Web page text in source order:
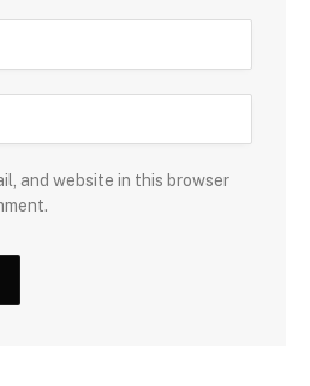
and website in this browser